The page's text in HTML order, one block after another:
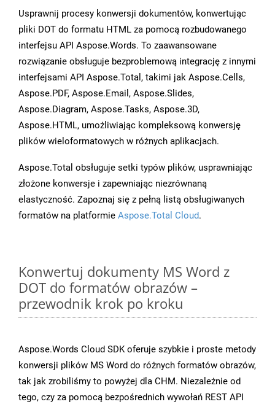
Usprawnij procesy konwersji dokumentów, konwertując
pliki DOT do formatu HTML za pomocą rozbudowanego
interfejsu API Aspose.Words. To zaawansowane
rozwiązanie obsługuje bezproblemową integrację z innymi
interfejsami API Aspose.Total, takimi jak Aspose.Cells,
Aspose.PDF, Aspose.Email, Aspose.Slides,
Aspose.Diagram, Aspose.Tasks, Aspose.3D,
Aspose.HTML, umożliwiając kompleksową konwersję
plików wieloformatowych w różnych aplikacjach.
Aspose.Total obsługuje setki typów plików, usprawniając
złożone konwersje i zapewniając niezrównaną
elastyczność. Zapoznaj się z pełną listą obsługiwanych
formatów na platformie Aspose.Total Cloud.
Konwertuj dokumenty MS Word z
DOT do formatów obrazów –
przewodnik krok po kroku
Aspose.Words Cloud SDK oferuje szybkie i proste metody
konwersji plików MS Word do różnych formatów obrazów,
tak jak zrobiliśmy to powyżej dla CHM. Niezależnie od
tego, czy za pomocą bezpośrednich wywołań REST API